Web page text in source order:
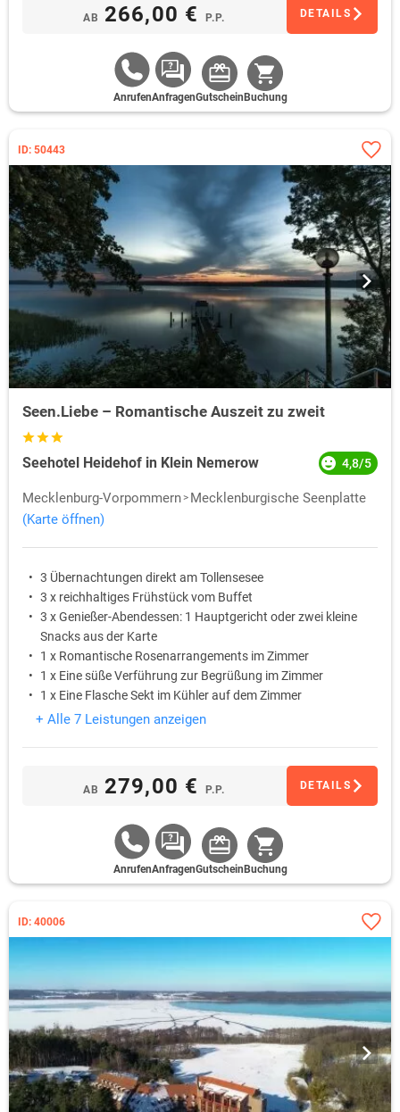
AB 266,00 € P.P. DETAILS
AnrufenAnfragenGutschein Buchung
ID: 50443
Seen.Liebe – Romantische Auszeit zu zweit
Seehotel Heidehof in Klein Nemerow 4,8/5
Mecklenburg-Vorpommern
Mecklenburgische Seenplatte
(Karte öffnen)
3 Übernachtungen direkt am Tollensesee
3 x reichhaltiges Frühstück vom Buffet
3 x Genießer-Abendessen: 1 Hauptgericht oder zwei kleine
Snacks aus der Karte
1 x Romantische Rosenarrangements im Zimmer
1 x Eine süße Verführung zur Begrüßung im Zimmer
1 x Eine Flasche Sekt im Kühler auf dem Zimmer
+ Alle 7 Leistungen anzeigen
AB 279,00 € P.P. DETAILS
AnrufenAnfragenGutschein Buchung
ID: 40006